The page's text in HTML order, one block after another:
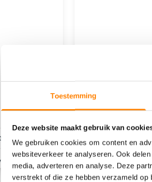
Toestemming
Deze website maakt gebruik van
We gebruiken cookies om content en
websiteverkeer te analyseren. Ook
media, adverteren en analyse. Deze
verstrekt of die ze hebben verzameld
㎡ 127 ㎡
K.K.